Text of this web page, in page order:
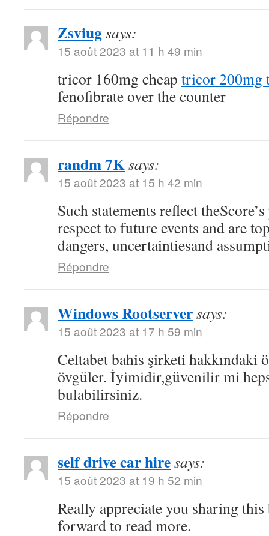
Zsviugsays:
15 août 2023 at 11 h 49 min
tricor 160mg cheap tricor 200mg
fenofibrate over the counter
Répondre
randm 7Ksays:
15 août 2023 at 15 h 42 min
Such statements reflect
respect to future events and are
dangers, uncertaintiesand
Répondre
Windows Rootserversays:
15 août 2023 at 17 h 59 min
Celtabet bahis şirketi hakkındaki
övgüler. İyimidir,güvenilir mi
bulabilirsiniz.
Répondre
self drive car hiresays:
15 août 2023 at 19 h 52 min
Really appreciate you sharing
forward to read more.